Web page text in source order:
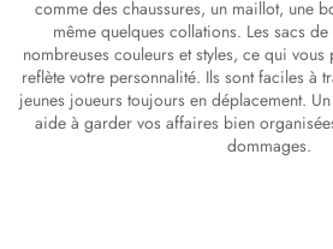
comme des chaussures, un maillot, une
même quelques collations. Les sacs
nombreuses couleurs et styles, ce qui
reflète votre personnalité. Ils sont faciles à
jeunes joueurs toujours en déplacement.
aide à garder vos affaires bien
dommages.